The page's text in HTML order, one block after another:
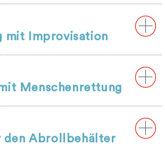
mit Improvisation
Menschenrettung
den Abrollbehälter